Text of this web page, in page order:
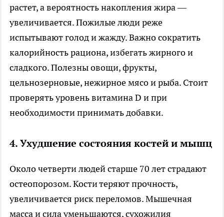
растет, а вероятность накопления жира —
увеличивается. Пожилые люди реже
испытывают голод и жажду. Важно сократить
калорийность рациона, избегать жирного и
сладкого. Полезны овощи, фрукты,
цельнозерновые, нежирное мясо и рыба. Стоит
проверять уровень витамина D и при
необходимости принимать добавки.
4. Ухудшение состояния костей и мышц
Около четверти людей старше 70 лет страдают
остеопорозом. Кости теряют прочность,
увеличивается риск переломов. Мышечная
масса и сила уменьшаются, сухожилия